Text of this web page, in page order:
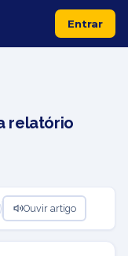
Entrar
relatório
Ouvir artigo